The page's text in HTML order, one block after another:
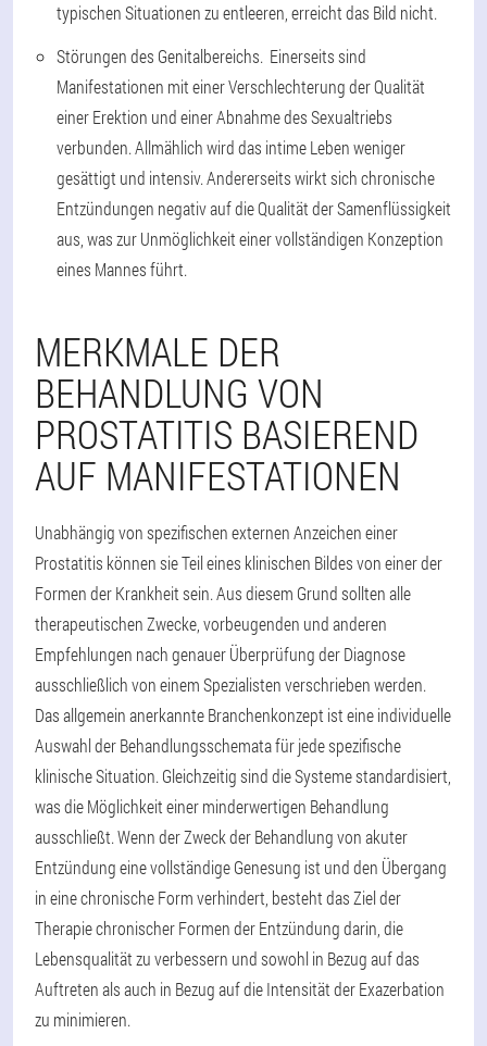
typischen Situationen zu entleeren, erreicht das Bild nicht.
Störungen des Genitalbereichs. Einerseits sind
Manifestationen mit einer Verschlechterung der Qualität
einer Erektion und einer Abnahme des Sexualtriebs
verbunden. Allmählich wird das intime Leben weniger
gesättigt und intensiv. Andererseits wirkt sich chronische
Entzündungen negativ auf die Qualität der Samenflüssigkeit
aus, was zur Unmöglichkeit einer vollständigen Konzeption
eines Mannes führt.
MERKMALE DER
BEHANDLUNG VON
PROSTATITIS BASIEREND
AUF MANIFESTATIONEN
Unabhängig von spezifischen externen Anzeichen einer
Prostatitis können sie Teil eines klinischen Bildes von einer der
Formen der Krankheit sein. Aus diesem Grund sollten alle
therapeutischen Zwecke, vorbeugenden und anderen
Empfehlungen nach genauer Überprüfung der Diagnose
ausschließlich von einem Spezialisten verschrieben werden.
Das allgemein anerkannte Branchenkonzept ist eine individuelle
Auswahl der Behandlungsschemata für jede spezifische
klinische Situation. Gleichzeitig sind die Systeme standardisiert,
was die Möglichkeit einer minderwertigen Behandlung
ausschließt. Wenn der Zweck der Behandlung von akuter
Entzündung eine vollständige Genesung ist und den Übergang
in eine chronische Form verhindert, besteht das Ziel der
Therapie chronischer Formen der Entzündung darin, die
Lebensqualität zu verbessern und sowohl in Bezug auf das
Auftreten als auch in Bezug auf die Intensität der Exazerbation
zu minimieren.